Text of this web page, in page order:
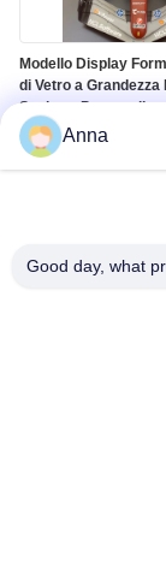
Modello Display
di Vetro a Grandezza
Scultura
da Corsa a
per Centri
Anna
Good day, what